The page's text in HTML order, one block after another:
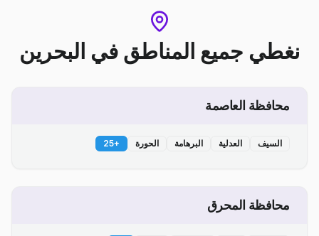
نغطي جميع المناطق في البحرين
محافظة العاصمة
السيف العدلية البرهامة الحورة +
25
محافظة المحرق